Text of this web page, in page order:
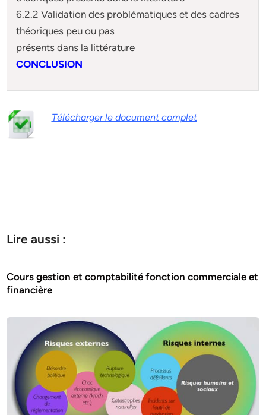
6.2.2 Validation des problématiques et des cadres
théoriques peu ou pas
présents dans la littérature
CONCLUSION
Télécharger le document complet
Lire aussi :
Cours gestion et comptabilité fonction commerciale et
financière